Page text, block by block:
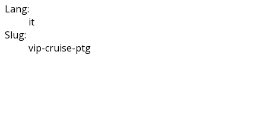
Lang:
it
Slug:
vip-cruise-ptg